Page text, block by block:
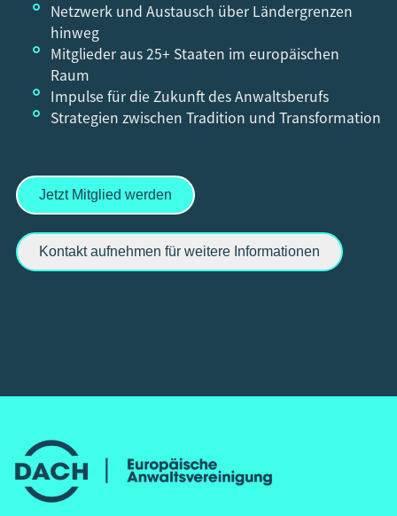
Netzwerk und Austausch über Ländergrenzen
hinweg
Mitglieder aus 25+ Staaten im europäischen
Raum
Impulse für die Zukunft des Anwaltsberufs
Strategien zwischen Tradition und Transformation
Jetzt Mitglied werden
Kontakt aufnehmen für weitere Informationen